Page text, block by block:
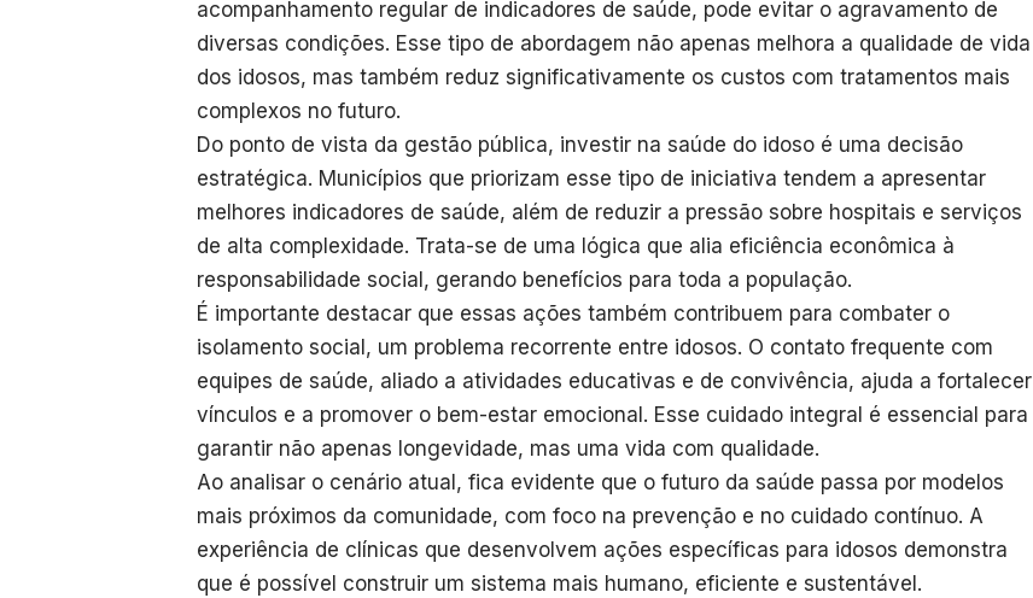
acompanhamento regular de indicadores de saúde, pode evitar o agravamento de
diversas condições. Esse tipo de abordagem não apenas melhora a qualidade de vida
dos idosos, mas também reduz significativamente os custos com tratamentos mais
complexos no futuro.
Do ponto de vista da gestão pública, investir na saúde do idoso é uma decisão
estratégica. Municípios que priorizam esse tipo de iniciativa tendem a apresentar
melhores indicadores de saúde, além de reduzir a pressão sobre hospitais e serviços
de alta complexidade. Trata-se de uma lógica que alia eficiência econômica à
responsabilidade social, gerando benefícios para toda a população.
É importante destacar que essas ações também contribuem para combater o
isolamento social, um problema recorrente entre idosos. O contato frequente com
equipes de saúde, aliado a atividades educativas e de convivência, ajuda a fortalecer
vínculos e a promover o bem-estar emocional. Esse cuidado integral é essencial para
garantir não apenas longevidade, mas uma vida com qualidade.
Ao analisar o cenário atual, fica evidente que o futuro da saúde passa por modelos
mais próximos da comunidade, com foco na prevenção e no cuidado contínuo. A
experiência de clínicas que desenvolvem ações específicas para idosos demonstra
que é possível construir um sistema mais humano, eficiente e sustentável.